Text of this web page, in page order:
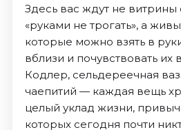
Здесь вас ждут не витрины
«руками не трогать», а
которые можно взять в
вблизи и почувствовать их
Кодлер, сельдереечная
чаепитий — каждая вещь
целый уклад жизни,
которых сегодня почти